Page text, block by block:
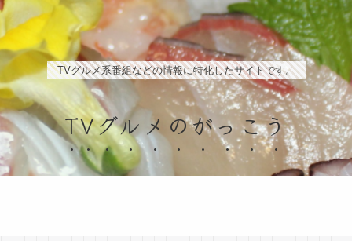
TVグルメ系番組などの情報に特化したサイトです。
TVグルメのがっこう